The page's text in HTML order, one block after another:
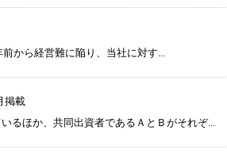
から経営難に陥り、当社に対す...
掲載
るほか、共同出資者であるＡとＢがそれぞ...